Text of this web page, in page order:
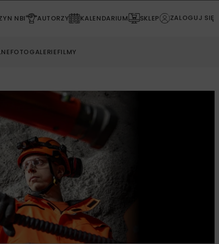
NBI AUTORZY KALENDARIUM SKLEP ZALOGUJ SIĘ
FOTOGALERIEFILMY